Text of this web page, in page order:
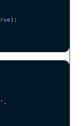
);
' ,